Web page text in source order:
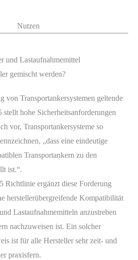
Nutzen
und Lastaufnahmemittel
gemischt werden?
von Transportankersystemen geltende
hohe Sicherheitsanforderungen
vor, Transportankersysteme so
„dass eine eindeutige
Transportankern zu den
ist.“.
ergänzt diese Forderung
herstellerübergreifende Kompatibilität
Lastaufnahmemitteln anzustreben
nachzuweisen ist. Ein solcher
ist für alle Hersteller sehr zeit- und
praxisfern.